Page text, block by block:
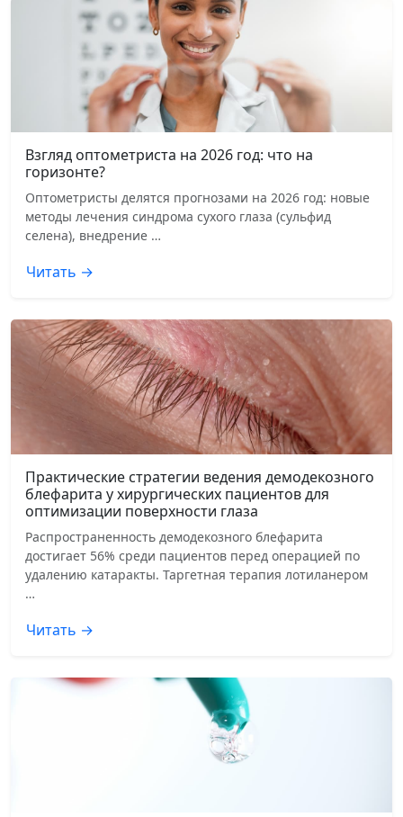
Взгляд оптометриста на 2026 год: что на
горизонте?
Оптометристы делятся прогнозами на 2026 год: новые
методы лечения синдрома сухого глаза (сульфид
селена), внедрение …
Читать →
Практические стратегии ведения демодекозного
блефарита у хирургических пациентов для
оптимизации поверхности глаза
Распространенность демодекозного блефарита
достигает 56% среди пациентов перед операцией по
удалению катаракты. Таргетная терапия лотиланером
…
Читать →